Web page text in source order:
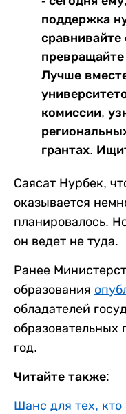
поддержка
сравнивайте
Лучше
комиссии,
грантах.
Саясат Нурбек,
оказывается
планировалось.
он ведет не туда.
Ранее
образования
обладателей
образовательных
год.
Читайте также:
Шанс для тех,